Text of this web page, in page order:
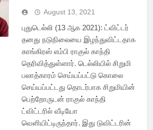
August 13, 2021
புதுடெல்லி (13 ஆக 2021): ட்விட்டர்
தனது நடுநிலையை இழந்துவிட்டதாக
காங்கிரஸ் எம்பி ராகுல் காந்தி
தெரிவித்துள்ளார். டெல்லியில் சிறுமி
பலாத்காரம் செய்யப்பட்டு கொலை
செய்யப்பட்டது தொடர்பாக சிறுமியின்
பெற்றோருடன் ராகுல் காந்தி
ட்விட்டரில் வீடியோ
வெளியிட்டிருந்தார். இது டுவிட்டரின்